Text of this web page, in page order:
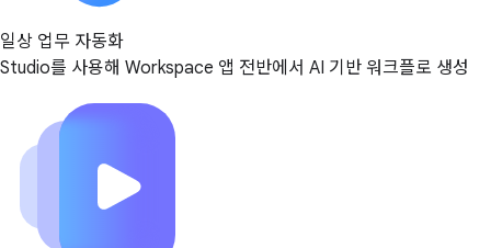
일상 업무 자동화
Studio를 사용해 Workspace 앱 전반에서 AI 기반 워크플로 생성